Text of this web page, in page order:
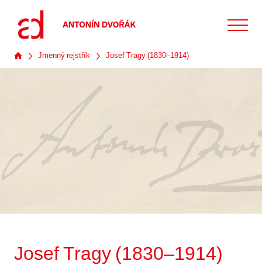
Jmenný rejstřík Josef Tragy (1830–1914)
Josef Tragy (1830–1914)